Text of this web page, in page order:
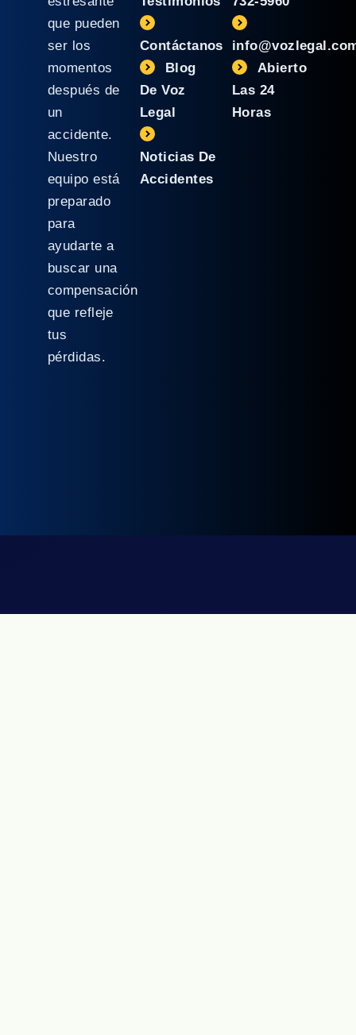
que pueden
ser los
momentos
después de
un
accidente.
Nuestro
equipo está
preparado
para
ayudarte a
buscar una
compensación
que refleje
tus
pérdidas.
Contáctanos
Blog
De Voz
Legal
Noticias De
Accidentes
Abierto
Las 24
Horas